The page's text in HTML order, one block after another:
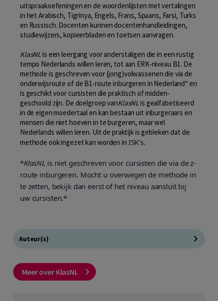
uitspraakoefeningen en de woordenlijsten met vertalingen
in het Arabisch, Tigrinya, Engels, Frans, Spaans, Farsi, Turks
en Russisch. Docenten kunnen docentenhandleidingen,
studiewijzers, kopieerbladen en toetsen aanvragen.
KlasNLis een leergang voor anderstaligen die in een rustig
tempo Nederlands willen leren, tot aan ERK-niveau B1. De
methode is geschreven voor (jong)volwassenen die via de
onderwijsroute of de B1-route inburgeren in Nederland* en
is geschikt voor cursisten die praktisch of midden-
geschoold zijn. De doelgroep vanKlasNLis gealfabetiseerd
in de eigen moedertaal en kan bestaan uit inburgeraars en
mensen die niet hoeven in te burgeren, maar wel
Nederlands willen leren. Uit de praktijk is gebleken dat de
methode ook ingezet kan worden in ISK’s.
*KlasNL is niet geschreven voor cursisten die via de z-
route inburgeren. Mocht u overwegen de methode in
te zetten, bekijk dan eerst of het niveau aansluit bij
uw cursisten.*
Auteur(s)
Meer over KlasNL